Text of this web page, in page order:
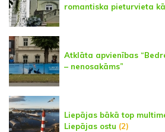
romantiska pieturvieta
Atklāta apvienības
– nenosakāms”
Liepājas bākā top
Liepājas ostu (2)